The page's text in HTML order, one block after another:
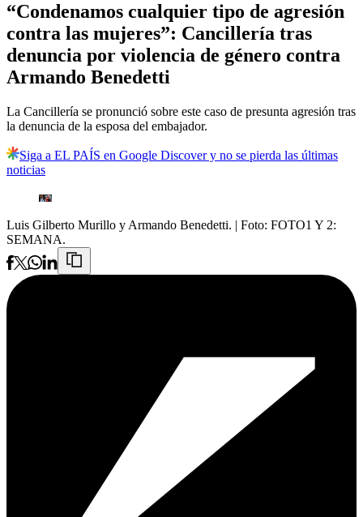
“Condenamos cualquier tipo de agresión
contra las mujeres”: Cancillería tras
denuncia por violencia de género contra
Armando Benedetti
La Cancillería se pronunció sobre este caso de presunta agresión tras
la denuncia de la esposa del embajador.
Siga a EL PAÍS en Google Discover y no se pierda las últimas
noticias
Luis Gilberto Murillo y Armando Benedetti. | Foto: FOTO1 Y 2:
SEMANA.